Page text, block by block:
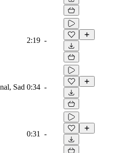
2:19 -
Sad 0:34 -
0:31 -